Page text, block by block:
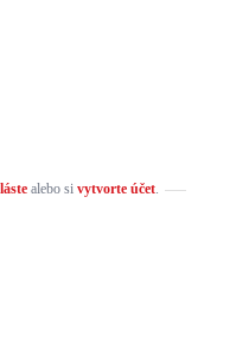
alebo si vytvorte účet.